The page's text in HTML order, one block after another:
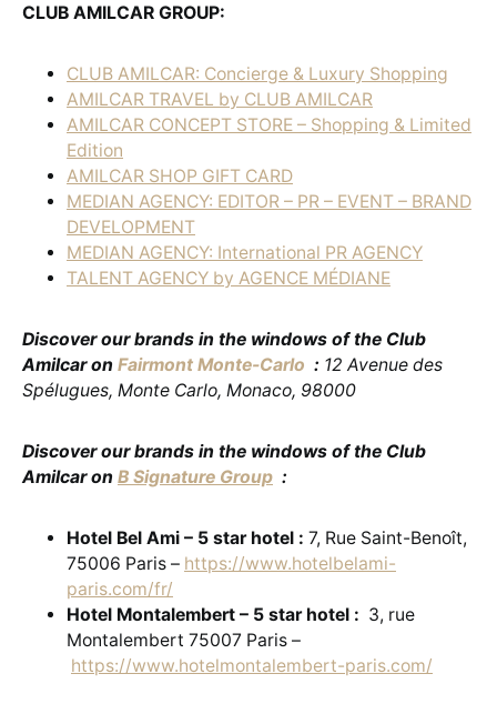
CLUB AMILCAR GROUP:
CLUB AMILCAR: Concierge & Luxury Shopping
AMILCAR TRAVEL by CLUB AMILCAR
AMILCAR CONCEPT STORE – Shopping & Limited
Edition
AMILCAR SHOP GIFT CARD
MEDIAN AGENCY: EDITOR – PR – EVENT – BRAND
DEVELOPMENT
MEDIAN AGENCY: International PR AGENCY
TALENT AGENCY by AGENCE MÉDIANE
Discover our brands in the windows of the Club
Amilcar on Fairmont Monte-Carlo : 12 Avenue des
Spélugues, Monte Carlo, Monaco, 98000
Discover our brands in the windows of the Club
Amilcar on B Signature Group :
Hotel Bel Ami – 5 star hotel : 7, Rue Saint-Benoît,
75006 Paris – https://www.hotelbelami-
paris.com/fr/
Hotel Montalembert – 5 star hotel : 3, rue
Montalembert 75007 Paris –
https://www.hotelmontalembert-paris.com/